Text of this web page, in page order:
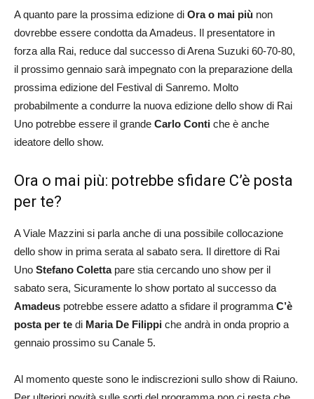
A quanto pare la prossima edizione di Ora o mai più non
dovrebbe essere condotta da Amadeus. Il presentatore in
forza alla Rai, reduce dal successo di Arena Suzuki 60-70-80,
il prossimo gennaio sarà impegnato con la preparazione della
prossima edizione del Festival di Sanremo. Molto
probabilmente a condurre la nuova edizione dello show di Rai
Uno potrebbe essere il grande Carlo Conti che è anche
ideatore dello show.
Ora o mai più: potrebbe sfidare C’è posta
per te?
A Viale Mazzini si parla anche di una possibile collocazione
dello show in prima serata al sabato sera. Il direttore di Rai
Uno Stefano Colettapare stia cercando uno show per il
sabato sera, Sicuramente lo show portato al successo da
Amadeus potrebbe essere adatto a sfidare il programma C’è
posta per te di Maria De Filippi che andrà in onda proprio a
gennaio prossimo su Canale 5.
Al momento queste sono le indiscrezioni sullo show di Raiuno.